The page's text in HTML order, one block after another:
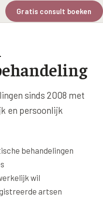
Gratis consult boeken
sinds 2008 met
en persoonlijk
behandelingen
wil
artsen